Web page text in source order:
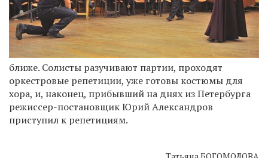
ближе. Солисты разучивают партии, проходят
оркестровые репетиции, уже готовы костюмы для
хора, и, наконец, прибывший на днях из Петербурга
режиссер-постановщик Юрий Александров
приступил к репетициям.